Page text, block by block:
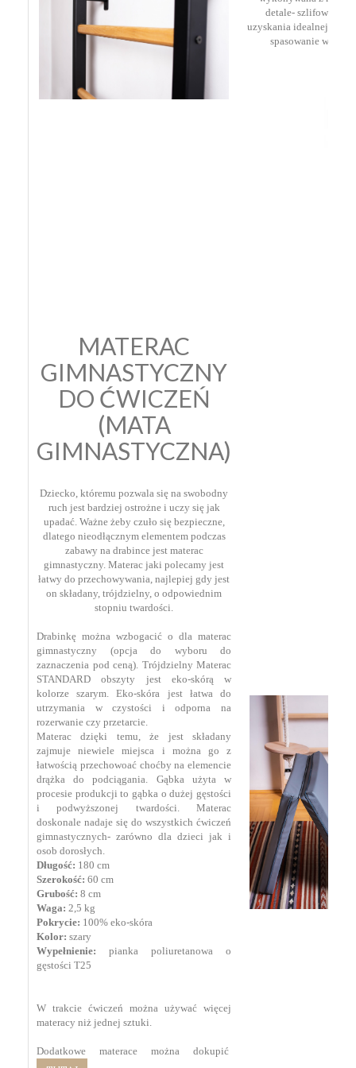
detale- szlifowana i
uzyskania idealnej
spasowanie
MATERAC
GIMNASTYCZNY
DO ĆWICZEŃ
(MATA
GIMNASTYCZNA)
Dziecko, któremu pozwala się na swobodny
ruch jest bardziej ostrożne i uczy się jak
upadać. Ważne żeby czuło się bezpieczne,
dlatego nieodłącznym elementem podczas
zabawy na drabince jest materac
gimnastyczny. Materac jaki polecamy jest
łatwy do przechowywania, najlepiej gdy jest
on składany, trójdzielny, o odpowiednim
stopniu twardości.
Drabinkę można wzbogacić o dla materac
gimnastyczny (opcja do wyboru do
zaznaczenia pod ceną). Trójdzielny Materac
STANDARD obszyty jest eko-skórą w
kolorze szarym. Eko-skóra jest łatwa do
utrzymania w czystości i odporna na
rozerwanie czy przetarcie.
Materac dzięki temu, że jest składany
zajmuje niewiele miejsca i można go z
łatwością przechowoać choćby na elemencie
drążka do podciągania. Gąbka użyta w
procesie produkcji to gąbka o dużej gęstości
i podwyższonej twardości. Materac
doskonale nadaje się do wszystkich ćwiczeń
gimnastycznych- zarówno dla dzieci jak i
osob dorosłych.
Długość: 180 cm
Szerokość: 60 cm
Grubość: 8 cm
Waga: 2,5 kg
Pokrycie: 100% eko-skóra
Kolor: szary
Wypełnienie: pianka poliuretanowa o
gęstości T25
W trakcie ćwiczeń można używać więcej
materacy niż jednej sztuki.
Dodatkowe materace można dokupić